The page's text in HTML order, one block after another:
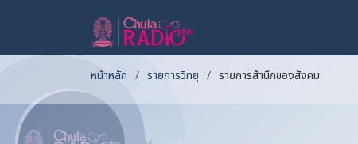
หน้าหลัก รายการวิทยุ รายการสำนึกของสังคม